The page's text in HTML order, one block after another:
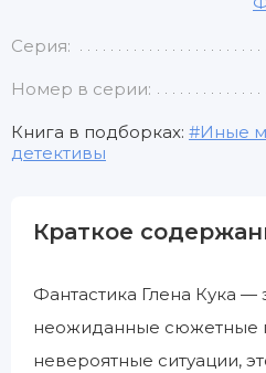
Серия:
Номер в серии:
Книга в подборках: Иные
детективы
Краткое
Фантастика Глена Кука —
неожиданные сюжетные
невероятные ситуации,